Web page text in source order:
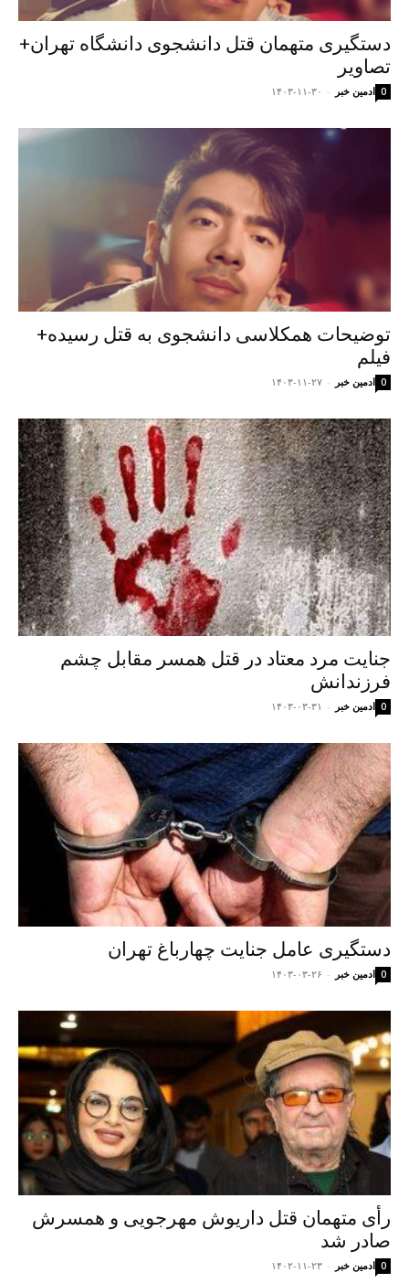
دستگیری متهمان قتل دانشجوی دانشگاه تهران+
تصاویر
ادمین خبر - ۱۴۰۳-۱۱-۳۰ 0
توضیحات همکلاسی دانشجوی به قتل رسیده+
فیلم
ادمین خبر - ۱۴۰۳-۱۱-۲۷ 0
جنایت مرد معتاد در قتل همسر مقابل چشم
فرزندانش
ادمین خبر - ۱۴۰۳-۰۳-۳۱ 0
دستگیری عامل جنایت چهارباغ تهران
ادمین خبر - ۱۴۰۳-۰۳-۲۶ 0
رأی متهمان قتل داریوش مهرجویی و همسرش
صادر شد
ادمین خبر - ۱۴۰۲-۱۱-۲۳ 0